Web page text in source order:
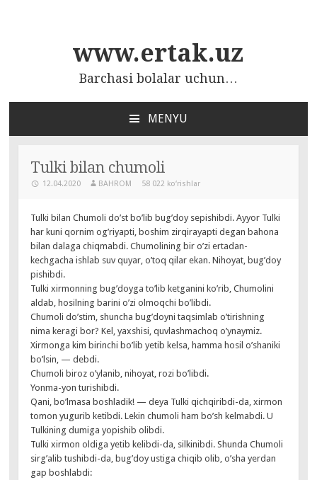
www.ertak.uz
Barchasi bolalar uchun…
MENYU
СОДЕРЖАНИЮ
Tulki bilan chumoli
12.04.2020 BAHROM 58 022 ko‘rishlar
Tulki bilan Chumoli do’st bo’lib bug’doy sepishibdi. Ayyor Tulki
har kuni qornim og’riyapti, boshim zirqirayapti degan bahona
bilan dalaga chiqmabdi. Chumolining bir o’zi ertadan-
kechgacha ishlab suv quyar, o’toq qilar ekan. Nihoyat, bug’doy
pishibdi.
Tulki xirmonning bug’doyga to’lib ketganini ko’rib, Chumolini
aldab, hosilning barini o’zi olmoqchi bo’libdi.
Chumoli do’stim, shuncha bug’doyni taqsimlab o’tirishning
nima keragi bor? Kel, yaxshisi, quvlashmachoq o’ynaymiz.
Xirmonga kim birinchi bo’lib yetib kelsa, hamma hosil o’shaniki
bo’lsin, — debdi.
Chumoli biroz o’ylanib, nihoyat, rozi bo’libdi.
Yonma-yon turishibdi.
Qani, bo’lmasa boshladik! — deya Tulki qichqiribdi-da, xirmon
tomon yugurib ketibdi. Lekin chumoli ham bo’sh kelmabdi. U
Tulkining dumiga yopishib olibdi.
Tulki xirmon oldiga yetib kelibdi-da, silkinibdi. Shunda Chumoli
sirg’alib tushibdi-da, bug’doy ustiga chiqib olib, o’sha yerdan
gap boshlabdi: